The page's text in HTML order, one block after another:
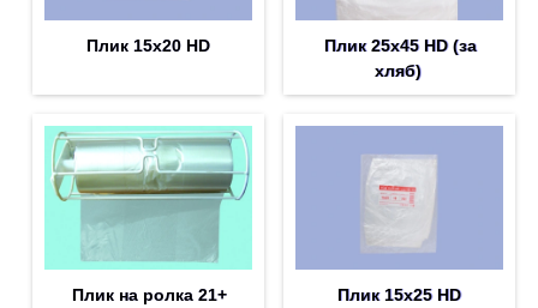
Плик 15х20 HD
Плик 25х45 HD (за
хляб)
Плик на ролка 21+
Плик 15х25 HD